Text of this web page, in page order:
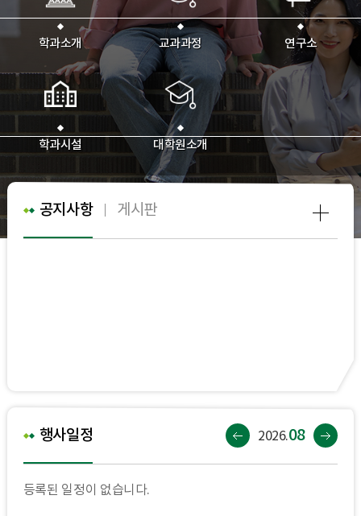
학과소개 교과과정 연구소
학과시설 대학원소개
공지사항 게시판
행사일정 2026.08
등록된 일정이 없습니다.